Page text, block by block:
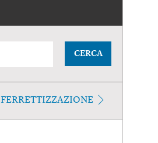
CERCA
FERRETTIZZAZIONE